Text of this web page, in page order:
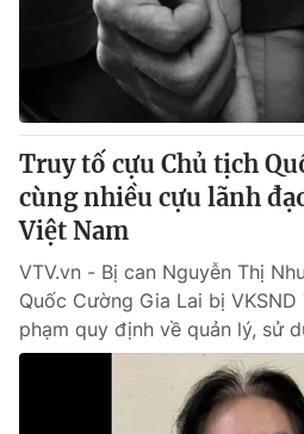
Truy tố cựu Chủ tịch
cùng nhiều cựu lãnh
Việt Nam
VTV.vn - Bị can Nguyễn Thị
Quốc Cường Gia Lai bị
phạm quy định về quản lý, sử